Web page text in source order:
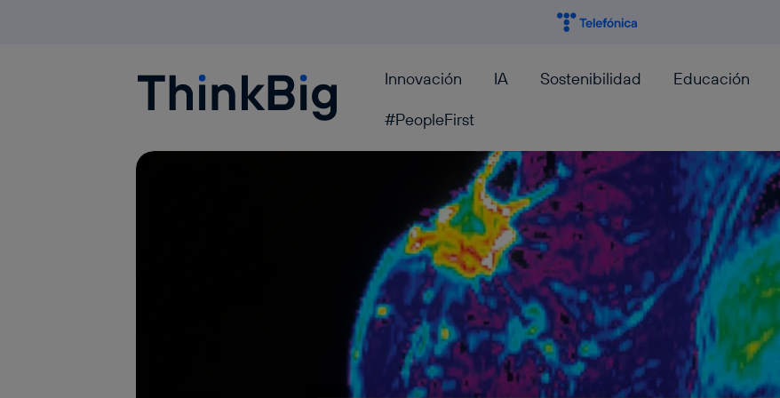
Blogthinkbig.com Innovación IA Sostenibilidad Educación
#PeopleFirst